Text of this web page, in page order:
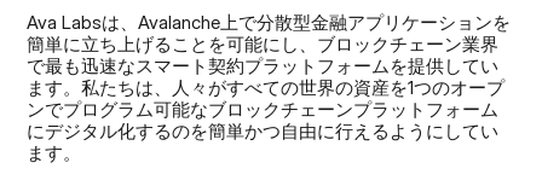
Ava Labsは、Avalanche上で分散型金融アプリケーションを
簡単に立ち上げることを可能にし、ブロックチェーン業界
で最も迅速なスマート契約プラットフォームを提供してい
ます。私たちは、人々がすべての世界の資産を1つのオープ
ンでプログラム可能なブロックチェーンプラットフォーム
にデジタル化するのを簡単かつ自由に行えるようにしてい
ます。